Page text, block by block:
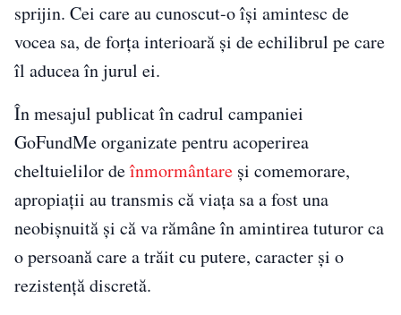
sprijin. Cei care au cunoscut-o își amintesc de
vocea sa, de forța interioară și de echilibrul pe care
îl aducea în jurul ei.
În mesajul publicat în cadrul campaniei
GoFundMe organizate pentru acoperirea
cheltuielilor deînmormântare și comemorare,
apropiații au transmis că viața sa a fost una
neobișnuită și că va rămâne în amintirea tuturor ca
o persoană care a trăit cu putere, caracter și o
rezistență discretă.